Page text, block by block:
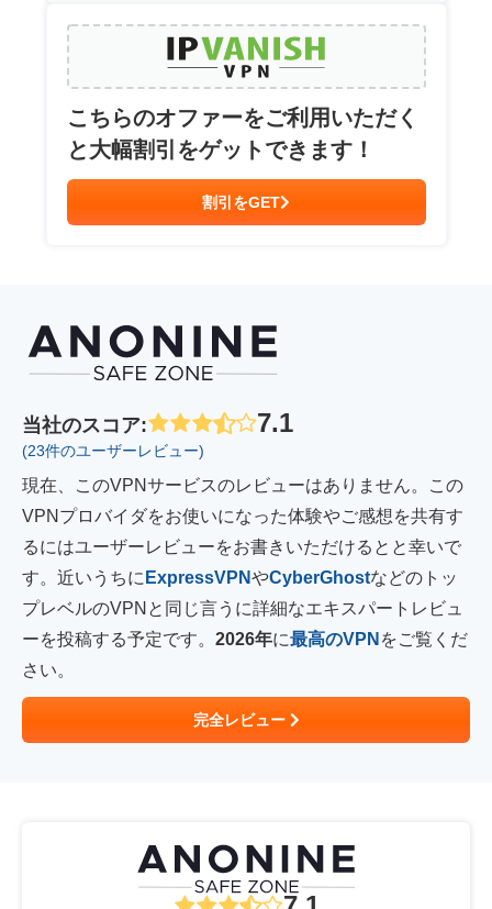
こちらのオファーをご利用いただく
と大幅割引をゲットできます！
割引をGET
当社のスコア: 7.1
(23件のユーザーレビュー)
現在、このVPNサービスのレビューはありません。この
VPNプロバイダをお使いになった体験やご感想を共有す
るにはユーザーレビューをお書きいただけるとと幸いで
す。近いうちに ExpressVPNやCyberGhostなどのトッ
プレベルのVPNと同じ言うに詳細なエキスパートレビュ
ーを投稿する予定です。 2026年に最高のVPN をご覧くだ
さい。
完全レビュー